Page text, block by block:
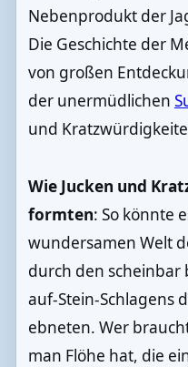
Nebenprodukt der
Die Geschichte der
von großen
der unermüdlichen
und
Wie Jucken und
formten: So könnte
wundersamen Welt
durch den scheinbar
auf-Stein-Schlagens
ebneten. Wer
man Flöhe hat, die